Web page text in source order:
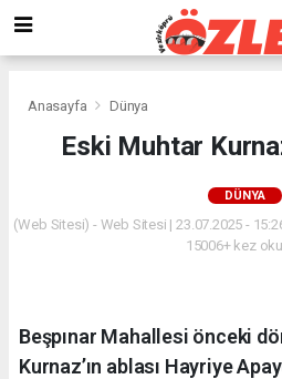
Anasayfa Dünya
Eski Muhtar
DÜNYA
(Web Sitesi) - Web Sitesi | 23.07.2025 -
15006+ kez
Beşpınar Mahallesi önceki
Kurnaz’ın ablası Hayriye